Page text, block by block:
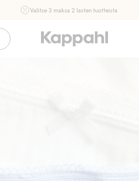
Valitse 3 maksa 2 lasten tuotteista
16.8. asti myymälässä ja verkossa. Ei voi yhdistää muihin
alennuksiin tai tarjouksiin.